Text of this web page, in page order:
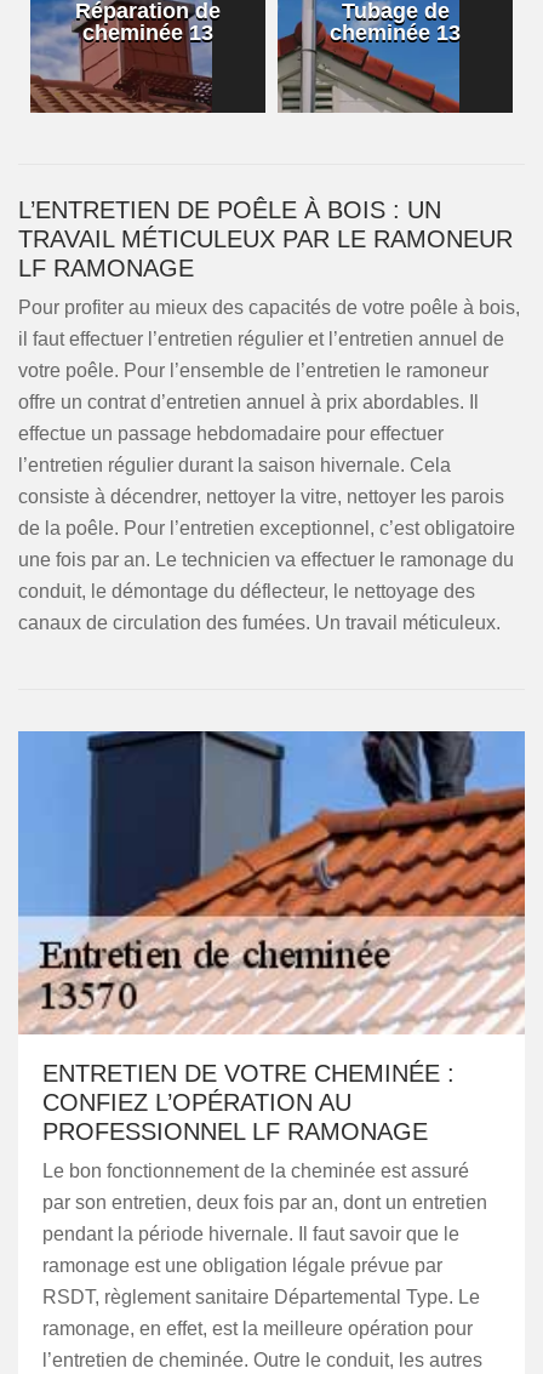
Réparation de
cheminée 13
Tubage de
cheminée 13
L’ENTRETIEN DE POÊLE À BOIS : UN
TRAVAIL MÉTICULEUX PAR LE RAMONEUR
LF RAMONAGE
Pour profiter au mieux des capacités de votre poêle à bois,
il faut effectuer l’entretien régulier et l’entretien annuel de
votre poêle. Pour l’ensemble de l’entretien le ramoneur
offre un contrat d’entretien annuel à prix abordables. Il
effectue un passage hebdomadaire pour effectuer
l’entretien régulier durant la saison hivernale. Cela
consiste à décendrer, nettoyer la vitre, nettoyer les parois
de la poêle. Pour l’entretien exceptionnel, c’est obligatoire
une fois par an. Le technicien va effectuer le ramonage du
conduit, le démontage du déflecteur, le nettoyage des
canaux de circulation des fumées. Un travail méticuleux.
ENTRETIEN DE VOTRE CHEMINÉE :
CONFIEZ L’OPÉRATION AU
PROFESSIONNEL LF RAMONAGE
Le bon fonctionnement de la cheminée est assuré
par son entretien, deux fois par an, dont un entretien
pendant la période hivernale. Il faut savoir que le
ramonage est une obligation légale prévue par
RSDT, règlement sanitaire Départemental Type. Le
ramonage, en effet, est la meilleure opération pour
l’entretien de cheminée. Outre le conduit, les autres